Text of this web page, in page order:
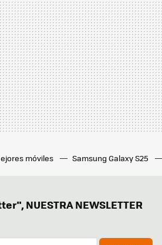
móviles Samsung Galaxy S25
NUESTRA NEWSLETTER